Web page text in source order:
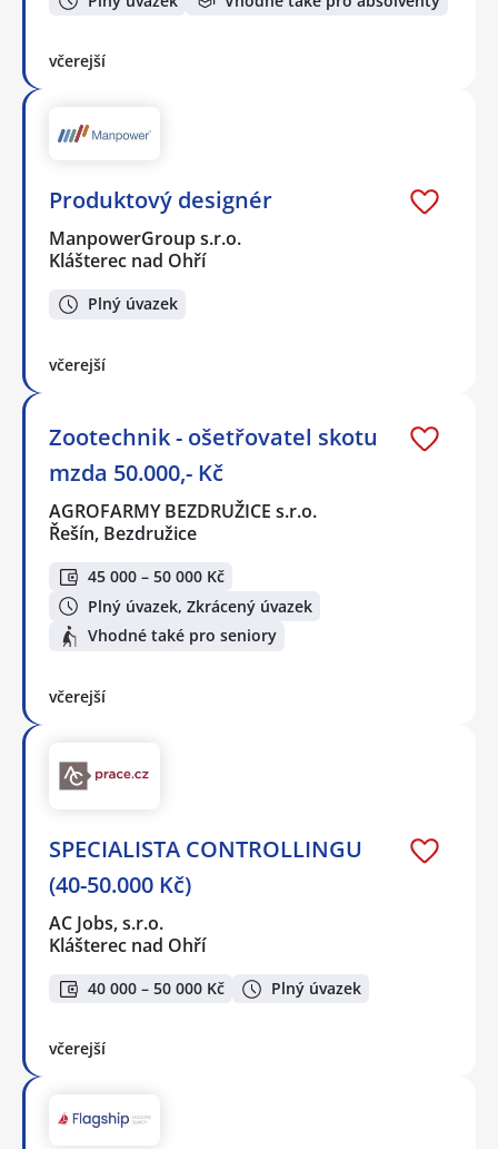
včerejší
Produktový designér
ManpowerGroup s.r.o.
Klášterec nad Ohří
Plný úvazek
včerejší
Zootechnik - ošetřovatel skotu
mzda 50.000,- Kč
AGROFARMY BEZDRUŽICE s.r.o.
Řešín, Bezdružice
45 000 – 50 000 Kč
Plný úvazek, Zkrácený úvazek
Vhodné také pro seniory
včerejší
SPECIALISTA CONTROLLINGU
(40-50.000 Kč)
AC Jobs, s.r.o.
Klášterec nad Ohří
40 000 – 50 000 Kč Plný úvazek
včerejší